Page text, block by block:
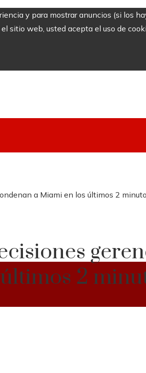
y para mostrar anuncios (si los
sitio web, usted acepta el uso de
a Miami en los últimos 2
2